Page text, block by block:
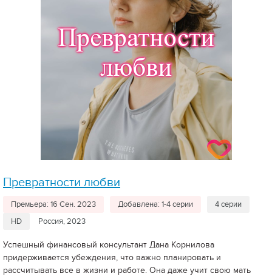
Превратности любви
Премьера: 16 Сен. 2023 Добавлена: 1-4 серии
4 серии
HD
Россия, 2023
Успешный финансовый консультант Дана Корнилова
придерживается убеждения, что важно планировать и
рассчитывать все в жизни и работе. Она даже учит свою мать